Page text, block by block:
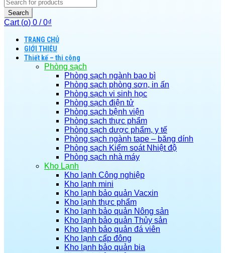
Search
Cart (o) 0 / 0₫
TRANG CHỦ
GIỚI THIỆU
Thiết kế – thi công
Phòng sạch
Phòng sạch ngành bao bì
Phòng sạch phòng sơn, in ấn
Phòng sạch vi sinh học
Phòng sạch điện tử
Phòng sạch bệnh viện
Phòng sạch thực phẩm
Phòng sạch dược phẩm, y tế
Phòng sạch ngành tape – băng dính
Phòng sạch Kiểm soát Nhiệt độ
Phòng sạch nhà máy
Kho Lạnh
Kho lạnh Công nghiệp
Kho lạnh mini
Kho lạnh bảo quản Vacxin
Kho lạnh thực phẩm
Kho lạnh bảo quản Nông sản
Kho lạnh bảo quản Thủy sản
Kho lạnh bảo quản đá viên
Kho lạnh cấp đông
Kho lạnh bảo quản bia